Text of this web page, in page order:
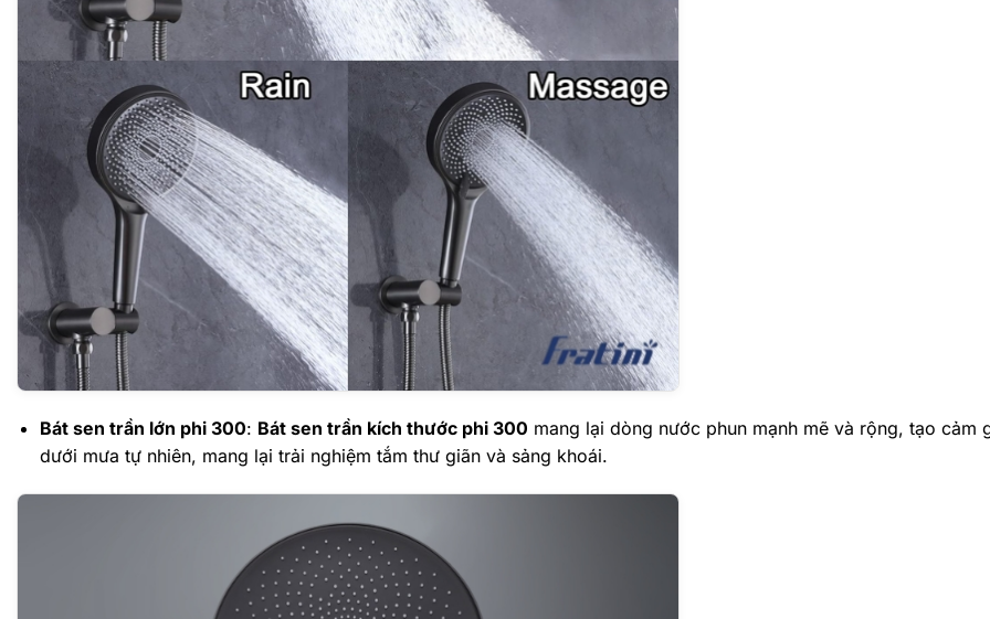
Bát sen trần lớn phi 300: Bát sen trần kích thước phi 300 mang lại dòng nước phun mạnh mẽ và rộng, tạo cảm
dưới mưa tự nhiên, mang lại trải nghiệm tắm thư giãn và sảng khoái.